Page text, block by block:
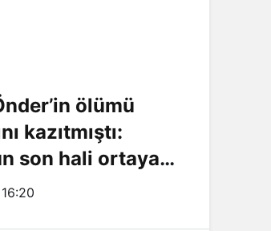
ölümü
kazıtmıştı:
son hali ortaya